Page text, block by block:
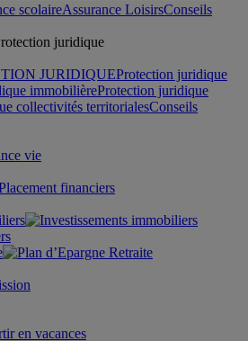
scolaireAssurance LoisirsConseils
JURIDIQUEProtection juridique
immobilièreProtection juridique
collectivités territorialesConseils